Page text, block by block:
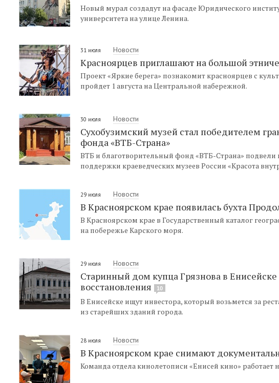
Новый мурал создадут на фасаде Юридического
университета на улице Ленина.
31 июля Новости
Красноярцев приглашают на большой
Проект «Яркие берега» познакомит красноярцев с
пройдет 1 августа на Центральной набережной.
30 июля Новости
Сухобузимский музей стал победителем
фонда «ВТБ-Страна»
ВТБ и благотворительный фонд «ВТБ-Страна»
поддержки краеведческих музеев России «Красота
29 июля Новости
В Красноярском крае появилась бухта
В Красноярском крае в Государственный каталог
на побережье Карского моря.
29 июля Новости
Старинный дом купца Грязнова в
восстановления
10
В Енисейске ищут инвестора, который возьмется за
из старейших зданий города.
28 июля Новости
В Красноярском крае снимают
Команда отдела кинолетописи «Енисей кино»